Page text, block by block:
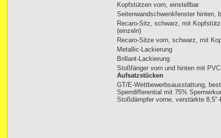
Kopfstützen vorn, einstellbar
Seitenwandschwenkfenster hinten,
Recaro-Sitz, schwarz, mit
(einzeln)
Recaro-Sitze vorn, schwarz, mit
Metallic-Lackierung
Brillant-Lackierung
Stoßfänger vorn und hinten mit
Aufsatzstücken
GT/E-Wettbewerbsausstattung,
Sperrdifferential mit 75%
Stoßdämpfer vorne, verstärkte 8,5"-